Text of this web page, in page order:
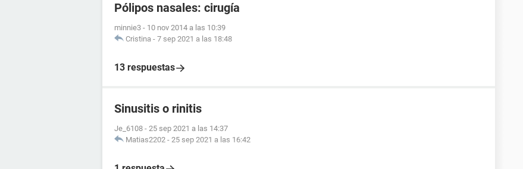
Pólipos nasales: cirugía
minnie3 - 10 nov 2014 a las 10:39
Cristina - 7 sep 2021 a las 18:48
13 respuestas
Sinusitis o rinitis
Je_6108 - 25 sep 2021 a las 14:37
Matias2202 - 25 sep 2021 a las 16:42